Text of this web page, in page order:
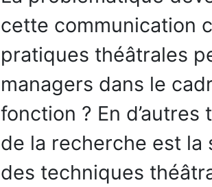
cette communication
pratiques théâtrales
managers dans le
fonction ? En
de la recherche est la
des techniques